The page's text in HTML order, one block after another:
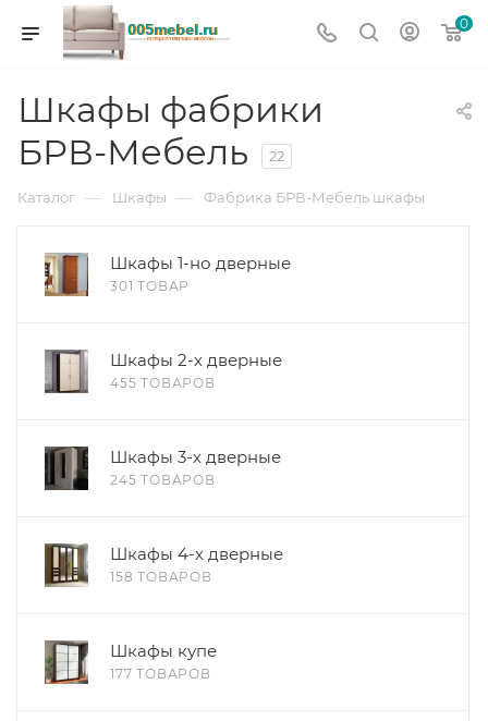
0
Шкафы фабрики
БРВ-Мебель
22
Каталог — Шкафы — Фабрика БРВ-Мебель шкафы
Шкафы 1-но дверные
301 ТОВАР
Шкафы 2-х дверные
455 ТОВАРОВ
Шкафы 3-х дверные
245 ТОВАРОВ
Шкафы 4-х дверные
158 ТОВАРОВ
Шкафы купе
177 ТОВАРОВ